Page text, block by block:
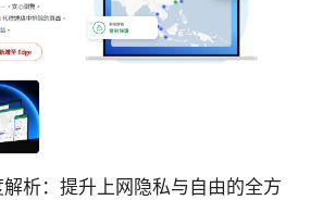
析：提升上网隐私与自由的全方